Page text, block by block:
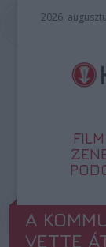
2026.
FILM
A
VETTE